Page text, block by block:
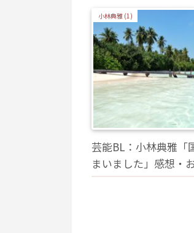
小林典雅 (1)
芸能BL：小林典雅「
まいました」感想・